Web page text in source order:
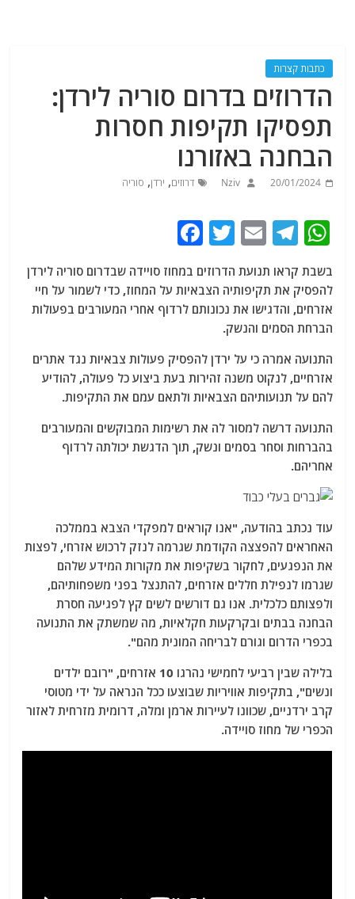
כתבות קצרות
הדרוזים בדרום סוריה לירדן:
תפסיקו תקיפות חסרות
הבחנה באזורנו
20/01/2024
Nziv דרוזים, ירדן, סוריה
W
at
s
A
p
p
T
e
g
ra
m
E
ai
l
T
itt
er
c
e
o
o
k
בשבת קראו תנועת הדרוזים במחוז סויידה שבדרום סוריה לירדן
להפסיק את תקיפותיה הצבאיות על המחוז, כדי לשמור על חיי
אזרחים, והדגישו את נכונותם לרדוף אחרי המעורבים בפעולות
הברחת הסמים והנשק.
התנועה אמרה כי על ירדן להפסיק פעולות צבאיות נגד אתרים
אזרחיים, לנקוט משנה זהירות בעת ביצוע כל פעולה, להודיע ​​
להם על תנועותיהם הצבאיות ולתאם עמם את התקיפות.
התנועה דרשה למסור לה את רשימות המבוקשים והמעורבים
בהברחות וסחר בסמים ונשק, תוך הדגשת יכולתה לרדוף
אחריהם.
עוד נכתב בהודעה, "אנו קוראים למפקדי הצבא בממלכה
האחראים להפצצה הקודמת שגרמה לנזק לרכוש אזרחי, לפצות
את הנפגעים, לחקור בשקיפות את מקורות המידע שלהם
שגרמו לנפילת חללים אזרחים, להתנצל בפני משפחותיהם,
ולפצותם כלכלית. אנו גם דורשים לשים קץ לפגיעה חסרת
הבחנה בבתים ובקרקעות חקלאיות, מה שמשתק את התנועה
בכפרי הדרום וגורם לבריחה המונית מהם".
בלילה שבין רביעי לחמישי נהרגו 10 אזרחים, "רובם ילדים
ונשים", בתקיפות אוויריות שבוצעו ככל הנראה על ידי מטוסי
קרב ירדניים, שכוונו לעיירות ארמן ומלה, דרומית מזרחית לאזור
הכפרי של מחוז סויידה.